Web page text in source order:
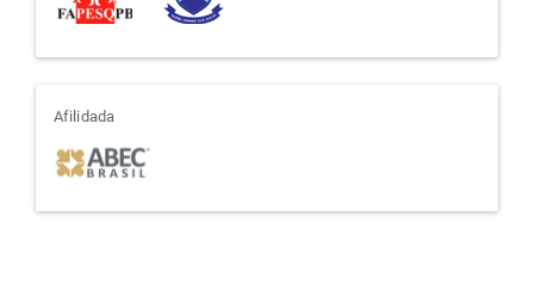
afiliada
Afilidada